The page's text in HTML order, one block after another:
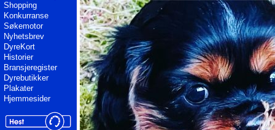
Shopping
Konkurranse
Søkemotor
Nyhetsbrev
DyreKort
Historier
Bransjeregister
Dyrebutikker
Plakater
Hjemmesider